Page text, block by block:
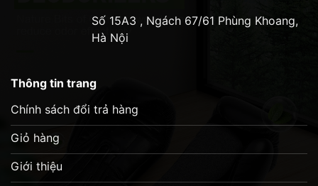
Số 15A3 , Ngách 67/61 Phùng Khoang,
Hà Nội
Thông tin trang
Chính sách đổi trả hàng
Giỏ hàng
Giới thiệu